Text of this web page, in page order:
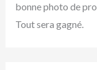
bonne photo de
Tout sera gagné.